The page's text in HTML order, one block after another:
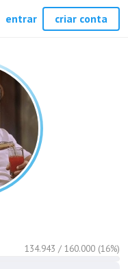
134.943 / 160.000 (16%)
entrar criar conta